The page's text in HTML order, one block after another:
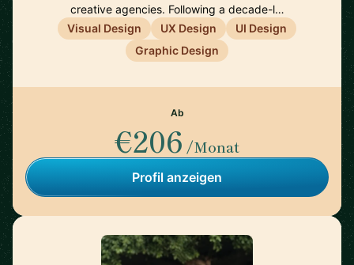
creative agencies. Following a decade-l…
Visual Design
UX Design
UI Design
Graphic Design
Ab
€206 /Monat
Profil anzeigen